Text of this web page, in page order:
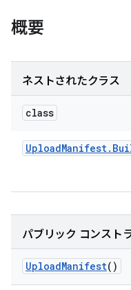
概要
ネストされたクラス
class
UploadManifest.
パブリック コンスト
UploadManifest()